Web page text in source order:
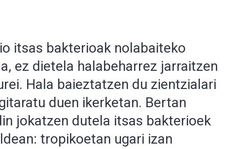
itsas bakterioak nolabaiteko
ez dietela halabeharrez jarraitzen
Hala baieztatzen du zientzialari
duen ikerketan. Bertan
jokatzen dutela itsas bakterioek
tropikoetan ugari izan